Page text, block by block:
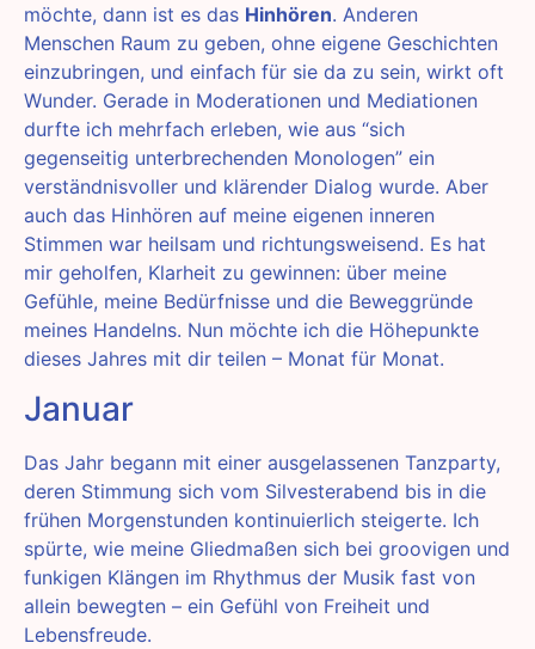
möchte, dann ist es das Hinhören. Anderen
Menschen Raum zu geben, ohne eigene Geschichten
einzubringen, und einfach für sie da zu sein, wirkt oft
Wunder. Gerade in Moderationen und Mediationen
durfte ich mehrfach erleben, wie aus “sich
gegenseitig unterbrechenden Monologen” ein
verständnisvoller und klärender Dialog wurde. Aber
auch das Hinhören auf meine eigenen inneren
Stimmen war heilsam und richtungsweisend. Es hat
mir geholfen, Klarheit zu gewinnen: über meine
Gefühle, meine Bedürfnisse und die Beweggründe
meines Handelns. Nun möchte ich die Höhepunkte
dieses Jahres mit dir teilen – Monat für Monat.
Januar
Das Jahr begann mit einer ausgelassenen Tanzparty,
deren Stimmung sich vom Silvesterabend bis in die
frühen Morgenstunden kontinuierlich steigerte. Ich
spürte, wie meine Gliedmaßen sich bei groovigen und
funkigen Klängen im Rhythmus der Musik fast von
allein bewegten – ein Gefühl von Freiheit und
Lebensfreude.